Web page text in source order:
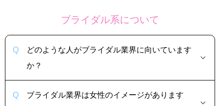
ブライダル系について
どのような人がブライダル業界に向いています
か？
ブライダル業界は女性のイメージがあります